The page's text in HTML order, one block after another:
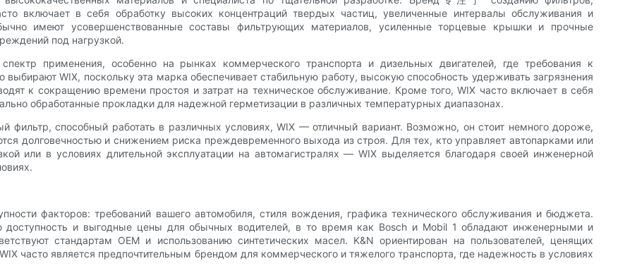
включает в себя обработку высоких концентраций твердых частиц, увеличенные интервалы обслуживания и
имеют усовершенствованные составы фильтрующих материалов, усиленные торцевые крышки и прочные
под нагрузкой.
применения, особенно на рынках коммерческого транспорта и дизельных двигателей, где требования к
WIX, поскольку эта марка обеспечивает стабильную работу, высокую способность удерживать загрязнения
к сокращению времени простоя и затрат на техническое обслуживание. Кроме того, WIX часто включает в себя
обработанные прокладки для надежной герметизации в различных температурных диапазонах.
способный работать в различных условиях, WIX — отличный вариант. Возможно, он стоит немного дороже,
долговечностью и снижением риска преждевременного выхода из строя. Для тех, кто управляет автопарками или
или в условиях длительной эксплуатации на автомагистралях — WIX выделяется благодаря своей инженерной
факторов: требований вашего автомобиля, стиля вождения, графика технического обслуживания и бюджета.
и выгодные цены для обычных водителей, в то время как Bosch и Mobil 1 обладают инженерными и
стандартам OEM и использованию синтетических масел. K&N ориентирован на пользователей, ценящих
часто является предпочтительным брендом для коммерческого и тяжелого транспорта, где надежность в условиях